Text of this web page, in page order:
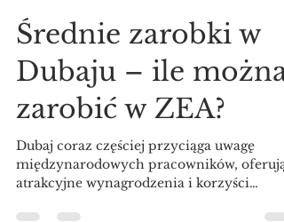
Domenico Squillacioti
27 sty 2025
3 minut(y) czytania
Średnie zarobki w